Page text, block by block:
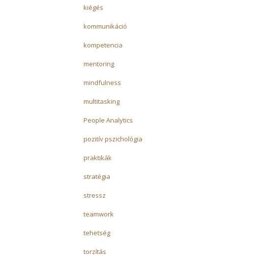
kiégés
kommunikáció
kompetencia
mentoring
mindfulness
multitasking
People Analytics
pozitív pszichológia
praktikák
stratégia
stressz
teamwork
tehetség
torzítás